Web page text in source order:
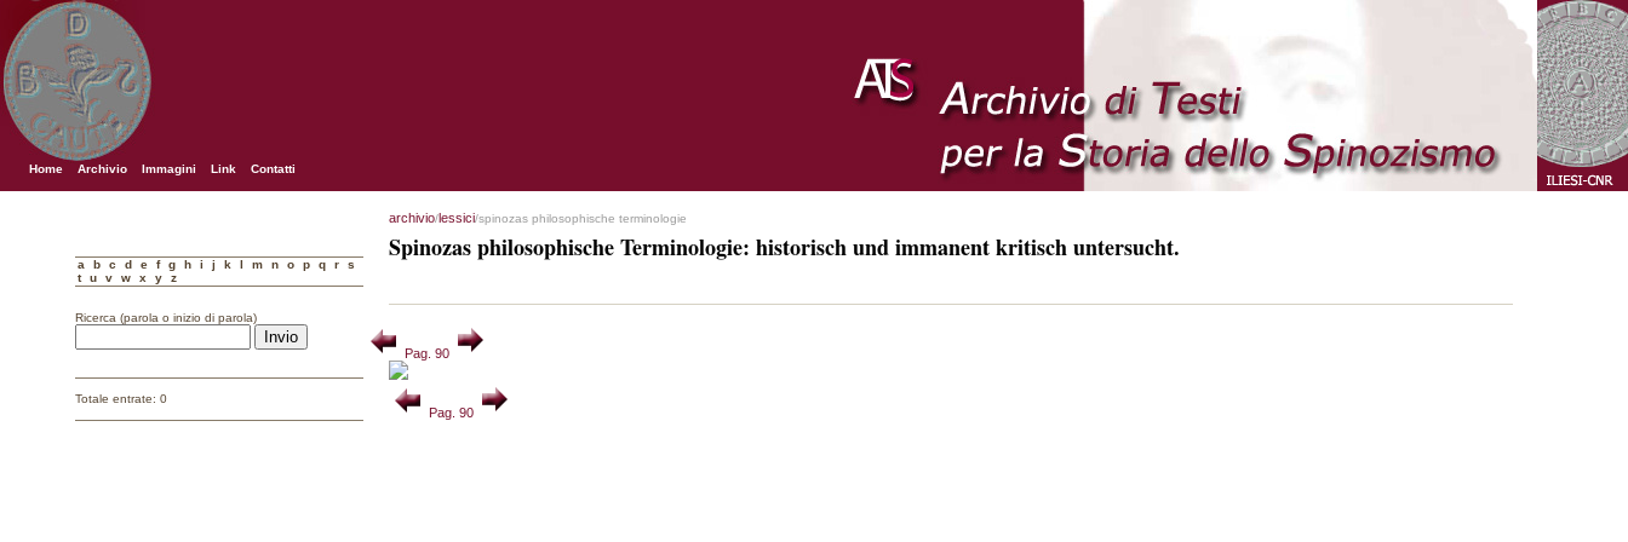
Home Archivio Immagini Link Contatti
a b c d e f g h i j k l m n o p q r
s
t
u v w x y z
Ricerca (parola o inizio di parola)
Totale entrate: 0
archivio/lessici/spinozas philosophische terminologie
Spinozas philosophische Terminologie: historisch und immanent kritisch untersucht.
Pag. 90
Pag. 90